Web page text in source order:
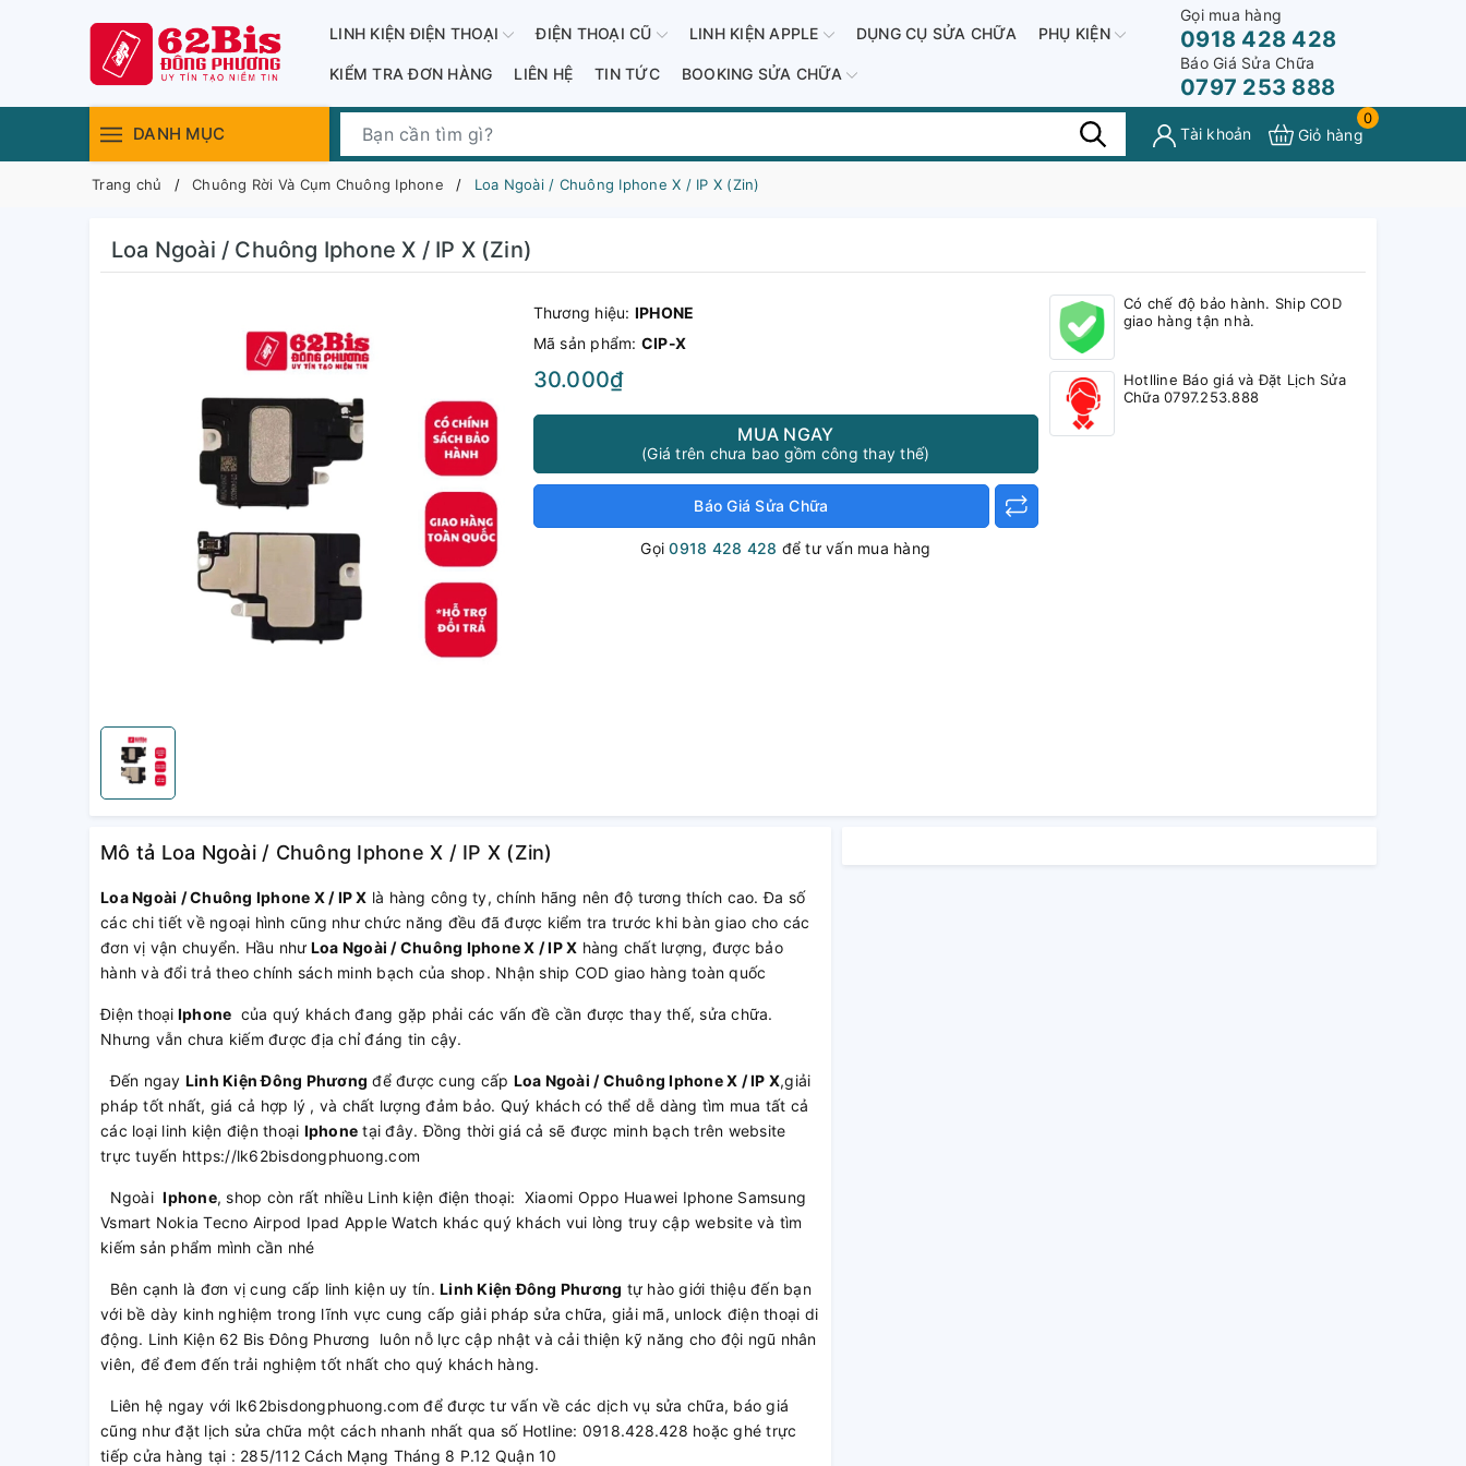
LINH KIỆN ĐIỆN THOẠI ĐIỆN THOẠI CŨ LINH KIỆN APPLE DỤNG CỤ SỬA CHỮA PHỤ KIỆN
KIỂM TRA ĐƠN HÀNG LIÊN HỆ TIN TỨC BOOKING SỬA CHỮA
Gọi mua hàng
0918 428 428
Báo Giá Sửa Chữa
0797 253 888
DANH MỤC Tài khoản
0
Giỏ hàng
Trang chủ Chuông Rời Và Cụm Chuông Iphone Loa Ngoài / Chuông Iphone X / IP X (Zin)
Loa Ngoài / Chuông Iphone X / IP X (Zin)
Thương hiệu: IPHONE
Mã sản phẩm: CIP-X
30.000₫
MUA NGAY
(Giá trên chưa bao gồm công thay thế)
Báo Giá Sửa Chữa
Gọi0918 428 428 để tư vấn mua hàng
Có chế độ bảo hành. Ship COD
giao hàng tận nhà.
Hotlline Báo giá và Đặt Lịch Sửa
Chữa 0797.253.888
Mô tả Loa Ngoài / Chuông Iphone X / IP X (Zin)
Loa Ngoài / Chuông Iphone X / IP X là hàng công ty, chính hãng nên độ tương thích cao. Đa số
các chi tiết về ngoại hình cũng như chức năng đều đã được kiểm tra trước khi bàn giao cho các
đơn vị vận chuyển. Hầu như Loa Ngoài / Chuông Iphone X / IP X hàng chất lượng, được bảo
hành và đổi trả theo chính sách minh bạch của shop. Nhận ship COD giao hàng toàn quốc
Điện thoại Iphone của quý khách đang gặp phải các vấn đề cần được thay thế, sửa chữa.
Nhưng vẫn chưa kiếm được địa chỉ đáng tin cậy.
Đến ngay Linh Kiện Đông Phương để được cung cấp Loa Ngoài / Chuông Iphone X / IP X,giải
pháp tốt nhất, giá cả hợp lý , và chất lượng đảm bảo. Quý khách có thể dễ dàng tìm mua tất cả
các loại linh kiện điện thoại Iphone tại đây. Đồng thời giá cả sẽ được minh bạch trên website
trực tuyến https://lk62bisdongphuong.com
NgoàiIphone, shop còn rất nhiều Linh kiện điện thoại: Xiaomi Oppo Huawei Iphone Samsung
Vsmart Nokia Tecno Airpod Ipad Apple Watch khác quý khách vui lòng truy cập website và tìm
kiếm sản phẩm mình cần nhé
Bên cạnh là đơn vị cung cấp linh kiện uy tín. Linh Kiện Đông Phương tự hào giới thiệu đến bạn
với bề dày kinh nghiệm trong lĩnh vực cung cấp giải pháp sửa chữa, giải mã, unlock điện thoại di
động. Linh Kiện 62 Bis Đông Phương luôn nỗ lực cập nhật và cải thiện kỹ năng cho đội ngũ nhân
viên, để đem đến trải nghiệm tốt nhất cho quý khách hàng.
Liên hệ ngay với lk62bisdongphuong.com để được tư vấn về các dịch vụ sửa chữa, báo giá
cũng như đặt lịch sửa chữa một cách nhanh nhất qua số Hotline: 0918.428.428 hoặc ghé trực
tiếp cửa hàng tại : 285/112 Cách Mạng Tháng 8 P.12 Quận 10